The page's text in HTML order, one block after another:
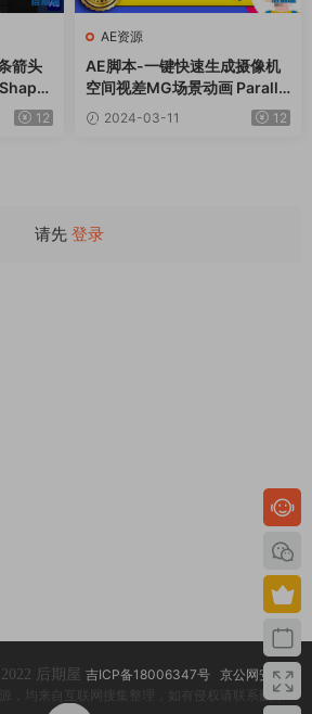
箭头
12
AE资源
AE脚本-一键快速生成摄像机
空间视差MG场景动画 Paralla
xer v3.0+使用教程
2024-03-11 12
请先 登录
后期屋 吉ICP备18006347号
京公网安备
源，均来自互联网搜集整理，如有侵权请联系删除